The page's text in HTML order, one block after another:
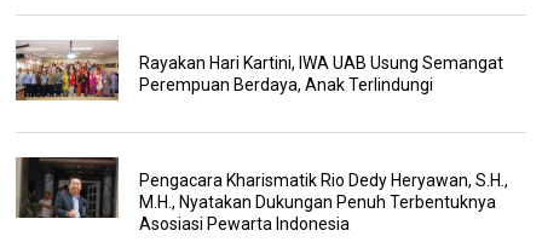
Rayakan Hari Kartini, IWA UAB Usung Semangat
Perempuan Berdaya, Anak Terlindungi
Pengacara Kharismatik Rio Dedy Heryawan, S.H.,
M.H., Nyatakan Dukungan Penuh Terbentuknya
Asosiasi Pewarta Indonesia